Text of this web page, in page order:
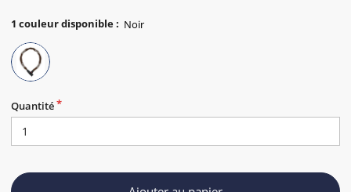
1 couleur disponible:
Quantité